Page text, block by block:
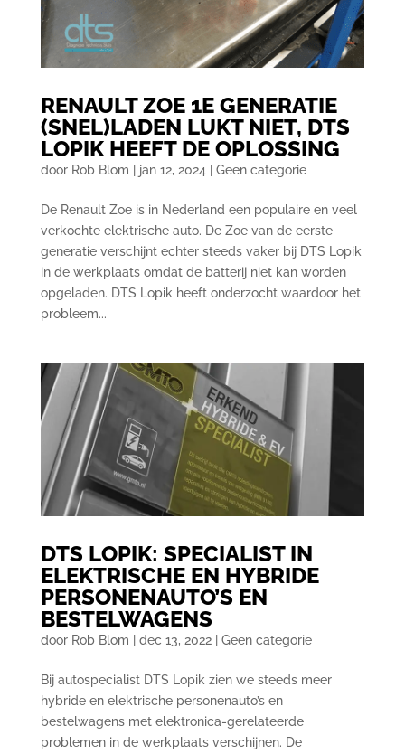
RENAULT ZOE 1E GENERATIE
(SNEL)LADEN LUKT NIET, DTS
LOPIK HEEFT DE OPLOSSING
door Rob Blom | jan 12, 2024 | Geen categorie
De Renault Zoe is in Nederland een populaire en veel
verkochte elektrische auto. De Zoe van de eerste
generatie verschijnt echter steeds vaker bij DTS Lopik
in de werkplaats omdat de batterij niet kan worden
opgeladen. DTS Lopik heeft onderzocht waardoor het
probleem...
DTS LOPIK: SPECIALIST IN
ELEKTRISCHE EN HYBRIDE
PERSONENAUTO’S EN
BESTELWAGENS
door Rob Blom dec 13, 2022| Geen categorie
Bij autospecialist DTS Lopik zien we steeds meer
hybride en elektrische personenauto’s en
bestelwagens met elektronica-gerelateerde
problemen in de werkplaats verschijnen. De